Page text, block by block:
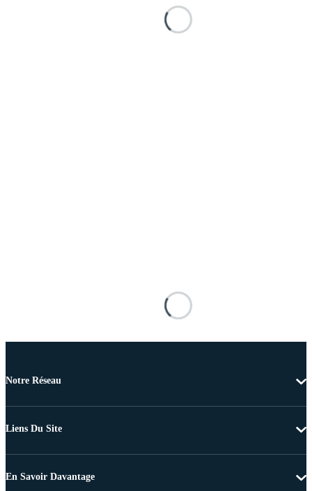
Notre Réseau
Liens Du Site
En Savoir Davantage